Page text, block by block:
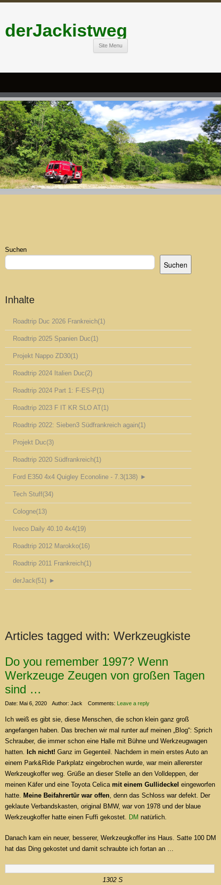
derJackistweg
Site Menu
Suchen
Suchen
Inhalte
Roadtrip Duc 2026 Frankreich(1)
Roadtrip 2025 Spanien Duc(1)
Projekt Nappo ZD30(1)
Roadtrip 2024 Italien Duc(2)
Roadtrip 2024 Part 1: F-ES-P(1)
Roadtrip 2023 F IT KR SLO AT(1)
Roadtrip 2022: Sieben3 Südfrankreich again(1)
Projekt Duc(3)
Roadtrip 2020 Südfrankreich(1)
Ford E350 4x4 Quigley Econoline - 7.3(138) ►
Tech Stuff(34)
Cologne(13)
Iveco Daily 40.10 4x4(19)
Roadtrip 2012 Marokko(16)
Roadtrip 2011 Frankreich(1)
derJack(51) ►
Articles tagged with: Werkzeugkiste
Do you remember 1997? Wenn
Werkzeuge Zeugen von großen Tagen
sind …
Date: Mai 6, 2020 Author: Jack Comments: Leave a reply
Ich weiß es gibt sie, diese Menschen, die schon klein ganz groß
angefangen haben. Das brechen wir mal runter auf meinen „Blog“: Sprich
Schrauber, die immer schon eine Halle mit Bühne und Werkzeugwagen
hatten. Ich nicht! Ganz im Gegenteil. Nachdem in mein erstes Auto an
einem Park&Ride Parkplatz eingebrochen wurde, war mein allererster
Werkzeugkoffer weg. Grüße an dieser Stelle an den Volldeppen, der
meinen Käfer und eine Toyota Celica mit einem Gullideckel eingeworfen
hatte. Meine Beifahrertür war offen, denn das Schloss war defekt. Der
geklaute Verbandskasten, original BMW, war von 1978 und der blaue
Werkzeugkoffer hatte einen Fuffi gekostet. DM natürlich.
Danach kam ein neuer, besserer, Werkzeugkoffer ins Haus. Satte 100 DM
hat das Ding gekostet und damit schraubte ich fortan an …
1302 S